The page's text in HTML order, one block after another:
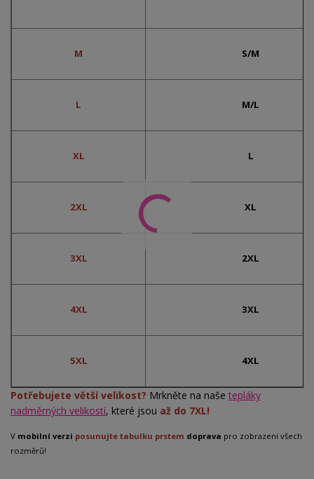
M S/M
L M/L
XL L
2XL XL
3XL 2XL
4XL 3XL
5XL 4XL
Potřebujete větší velikost? Mrkněte na naše tepláky
nadměrných velikostí, které jsou až do 7XL!
V mobilní verzi posunujte tabulku prstem doprava pro zobrazení všech
rozměrů!